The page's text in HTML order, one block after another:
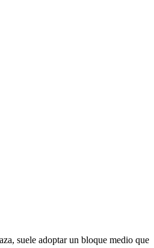
suele adoptar un bloque medio que